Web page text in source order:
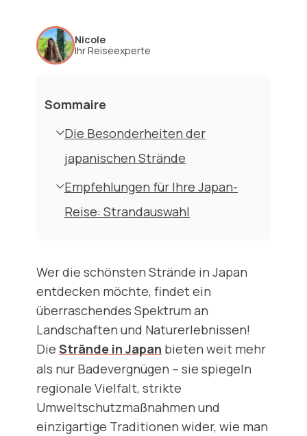
Nicole
Ihr Reiseexperte
Sommaire
Die Besonderheiten der
japanischen Strände
Empfehlungen für Ihre Japan-
Reise: Strandauswahl
Wer die schönsten Strände in Japan
entdecken möchte, findet ein
überraschendes Spektrum an
Landschaften und Naturerlebnissen!
Die Strände in Japan bieten weit mehr
als nur Badevergnügen – sie spiegeln
regionale Vielfalt, strikte
Umweltschutzmaßnahmen und
einzigartige Traditionen wider, wie man